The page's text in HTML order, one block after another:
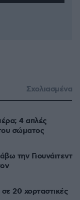
Σχολιασμένα
4 απλές
σώματος
την Γιουνάιτεντ
20 χορταστικές